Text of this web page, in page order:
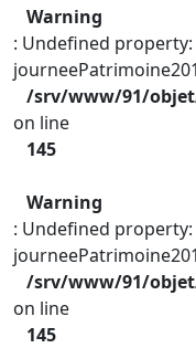
Warning
: Undefined property:
/srv/www/91/
on line
145
Warning
: Undefined property:
/srv/www/91/
on line
145